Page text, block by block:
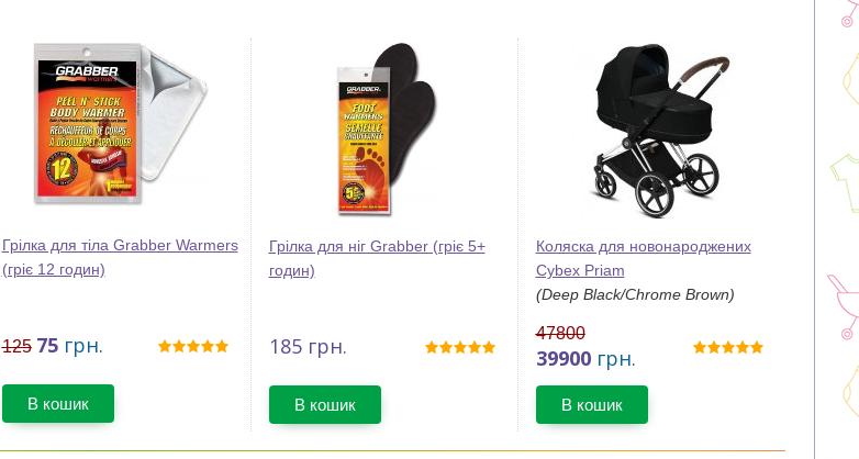
Грілка для тіла Grabber Warmers
(гріє 12 годин)
125 75 грн.
В кошик
Грілка для ніг Grabber (гріє 5+
годин)
185грн.
В кошик
Коляска для новонароджених
Cybex Priam
(Deep Black/Chrome Brown)
47800
39900 грн.
В кошик